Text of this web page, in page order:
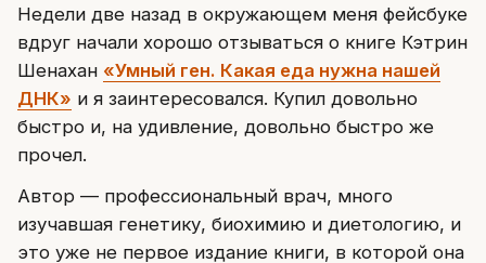
Недели две назад в окружающем меня фейсбуке
вдруг начали хорошо отзываться о книге Кэтрин
Шенахан «Умный ген. Какая еда нужна нашей
ДНК» и я заинтересовался. Купил довольно
быстро и, на удивление, довольно быстро же
прочел.
Автор — профессиональный врач, много
изучавшая генетику, биохимию и диетологию, и
это уже не первое издание книги, в которой она